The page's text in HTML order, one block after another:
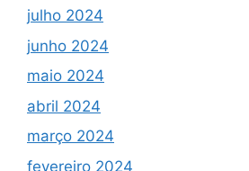
julho 2024
junho 2024
maio 2024
abril 2024
março 2024
fevereiro 2024